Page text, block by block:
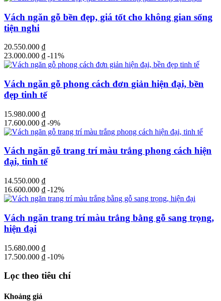
Vách ngăn gỗ bền đẹp, giá tốt cho không gian sống
tiện nghi
20.550.000 ₫
23.000.000 ₫ -11%
Vách ngăn gỗ phong cách đơn giản hiện đại, bền
đẹp tinh tế
15.980.000 ₫
17.600.000 ₫ -9%
Vách ngăn gỗ trang trí màu trắng phong cách hiện
đại, tinh tế
14.550.000 ₫
16.600.000 ₫ -12%
Vách ngăn trang trí màu trắng bằng gỗ sang trọng,
hiện đại
15.680.000 ₫
17.500.000 ₫ -10%
Lọc theo tiêu chí
Khoảng giá